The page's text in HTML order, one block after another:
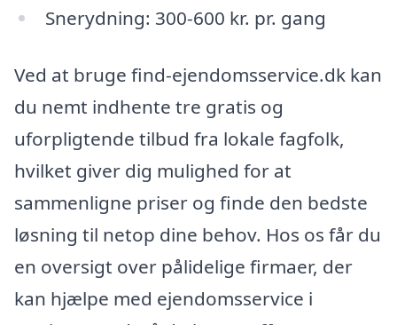
Snerydning: 300-600 kr. pr. gang
Ved at bruge find-ejendomsservice.dk kan
du nemt indhente tre gratis og
uforpligtende tilbud fra lokale fagfolk,
hvilket giver dig mulighed for at
sammenligne priser og finde den bedste
løsning til netop dine behov. Hos os får du
en oversigt over pålidelige firmaer, der
kan hjælpe med ejendomsservice i